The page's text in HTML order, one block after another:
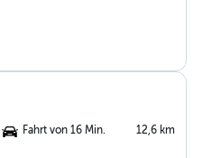
Fahrt von 16 Min. 12,6 km